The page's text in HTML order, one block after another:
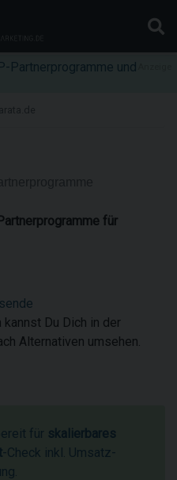
Partnerprogramme und
für
kannst Du Dich in der
Alternativen umsehen.
für skalierbares
-Check inkl. Umsatz-